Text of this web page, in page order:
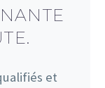
et